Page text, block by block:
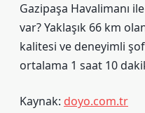
Gazipaşa Havalimanı
var? Yaklaşık 66 km
kalitesi ve deneyimli
ortalama 1 saat 10
Kaynak: doyo.com.tr